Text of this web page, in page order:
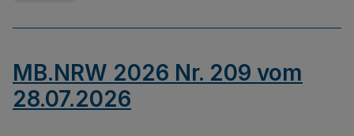
MB.NRW 2026 Nr. 209 vom
28.07.2026